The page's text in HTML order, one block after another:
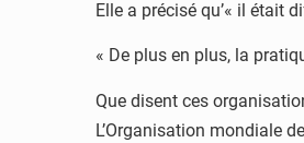
Elle a précisé qu’« il était
« De plus en plus, la
Que disent ces
L’Organisation mondiale